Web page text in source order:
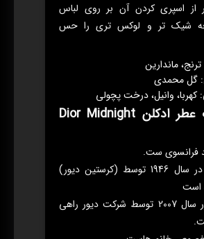
از اسپری کردن آن بر روی لباس
شیک تر و لوکس تری را حس
ماندارین
گل محمدی
کهربا، وانیل، درخت پچولی
مشخصات عطر ادکلن Dior Midnight
فرانسوی ست.
شرکت دیور در سال 1946 توسط (کرستین دیور)
است
این ادکلن در سال 2007 توسط شرکت دیور راهی